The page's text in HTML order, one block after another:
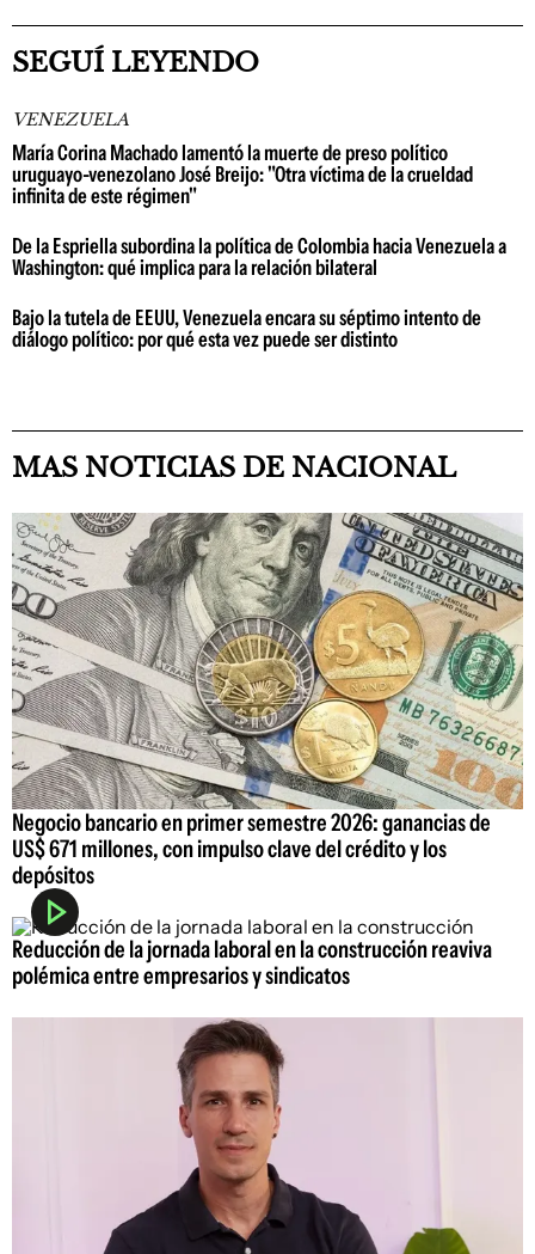
SEGUÍ LEYENDO
VENEZUELA
María Corina Machado lamentó la muerte de preso político
uruguayo-venezolano José Breijo: "Otra víctima de la crueldad
infinita de este régimen"
De la Espriella subordina la política de Colombia hacia Venezuela a
Washington: qué implica para la relación bilateral
Bajo la tutela de EEUU, Venezuela encara su séptimo intento de
diálogo político: por qué esta vez puede ser distinto
MAS NOTICIAS DE NACIONAL
Negocio bancario en primer semestre 2026: ganancias de
US$ 671 millones, con impulso clave del crédito y los
depósitos
Reducción de la jornada laboral en la construcción reaviva
polémica entre empresarios y sindicatos